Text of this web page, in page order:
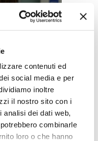
contenuti ed
social media e per
inoltre
il nostro sito con i
analisi dei dati web,
combinarle
loro o che hanno
“La GenAI
il
-
Rendere i controlli di
e capaci di le...